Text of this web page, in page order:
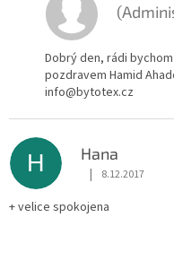
Dobrý den, rádi
pozdravem Hamid
info@bytotex.cz
H Hana
Hodnocení
| 8.12.2017
+ velice spokojena